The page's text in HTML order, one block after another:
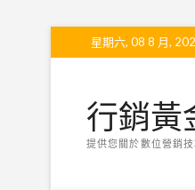
to
星期六, 08 8 月,
行銷黃
提供您關於數位營銷